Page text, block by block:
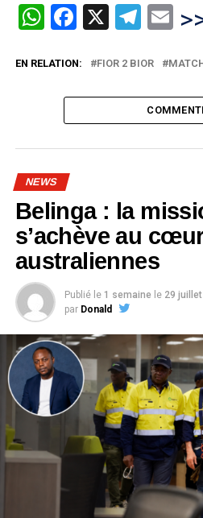
WhatsApp
Facebook
X
EN RELATION: FIOR 2 BIOR
NEWS
Belinga : la
s’achève au
australiennes
Publié le 1 semaine le 29
par Donald